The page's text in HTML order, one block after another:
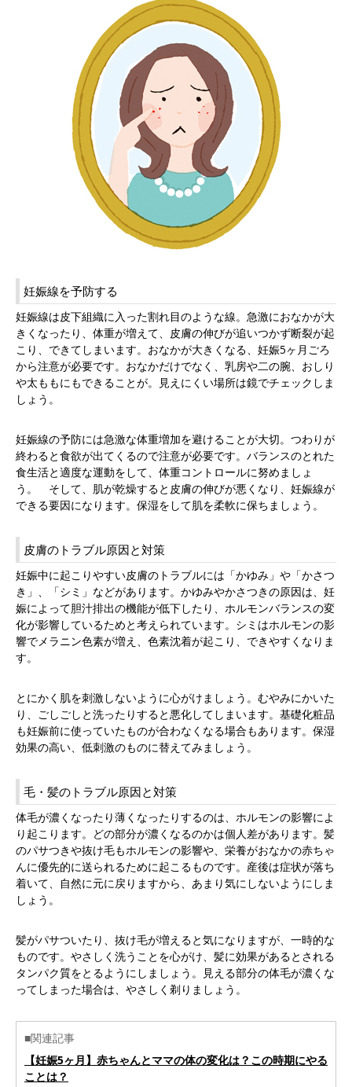
妊娠線を予防する
妊娠線は皮下組織に入った割れ目のような線。急激におなかが大
きくなったり、体重が増えて、皮膚の伸びが追いつかず断裂が起
こり、できてしまいます。おなかが大きくなる、妊娠5ヶ月ごろ
から注意が必要です。おなかだけでなく、乳房や二の腕、おしり
や太ももにもできることが。見えにくい場所は鏡でチェックしま
しょう。
妊娠線の予防には急激な体重増加を避けることが大切。つわりが
終わると食欲が出てくるので注意が必要です。バランスのとれた
食生活と適度な運動をして、体重コントロールに努めましょ
う。 そして、肌が乾燥すると皮膚の伸びが悪くなり、妊娠線が
できる要因になります。保湿をして肌を柔軟に保ちましょう。
皮膚のトラブル原因と対策
妊娠中に起こりやすい皮膚のトラブルには「かゆみ」や「かさつ
き」、「シミ」などがあります。かゆみやかさつきの原因は、妊
娠によって胆汁排出の機能が低下したり、ホルモンバランスの変
化が影響しているためと考えられています。シミはホルモンの影
響でメラニン色素が増え、色素沈着が起こり、できやすくなりま
す。
とにかく肌を刺激しないように心がけましょう。むやみにかいた
り、ごしごしと洗ったりすると悪化してしまいます。基礎化粧品
も妊娠前に使っていたものが合わなくなる場合もあります。保湿
効果の高い、低刺激のものに替えてみましょう。
毛・髪のトラブル原因と対策
体毛が濃くなったり薄くなったりするのは、ホルモンの影響によ
り起こります。どの部分が濃くなるのかは個人差があります。髪
のパサつきや抜け毛もホルモンの影響や、栄養がおなかの赤ちゃ
んに優先的に送られるために起こるものです。産後は症状が落ち
着いて、自然に元に戻りますから、あまり気にしないようにしま
しょう。
髪がパサついたり、抜け毛が増えると気になりますが、一時的な
ものです。やさしく洗うことを心がけ、髪に効果があるとされる
タンパク質をとるようにしましょう。見える部分の体毛が濃くな
ってしまった場合は、やさしく剃りましょう。
■関連記事
【妊娠5ヶ月】赤ちゃんとママの体の変化は？この時期にやる
ことは？